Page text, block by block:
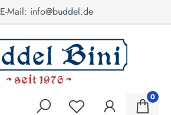
E-Mail: info@buddel.de
0